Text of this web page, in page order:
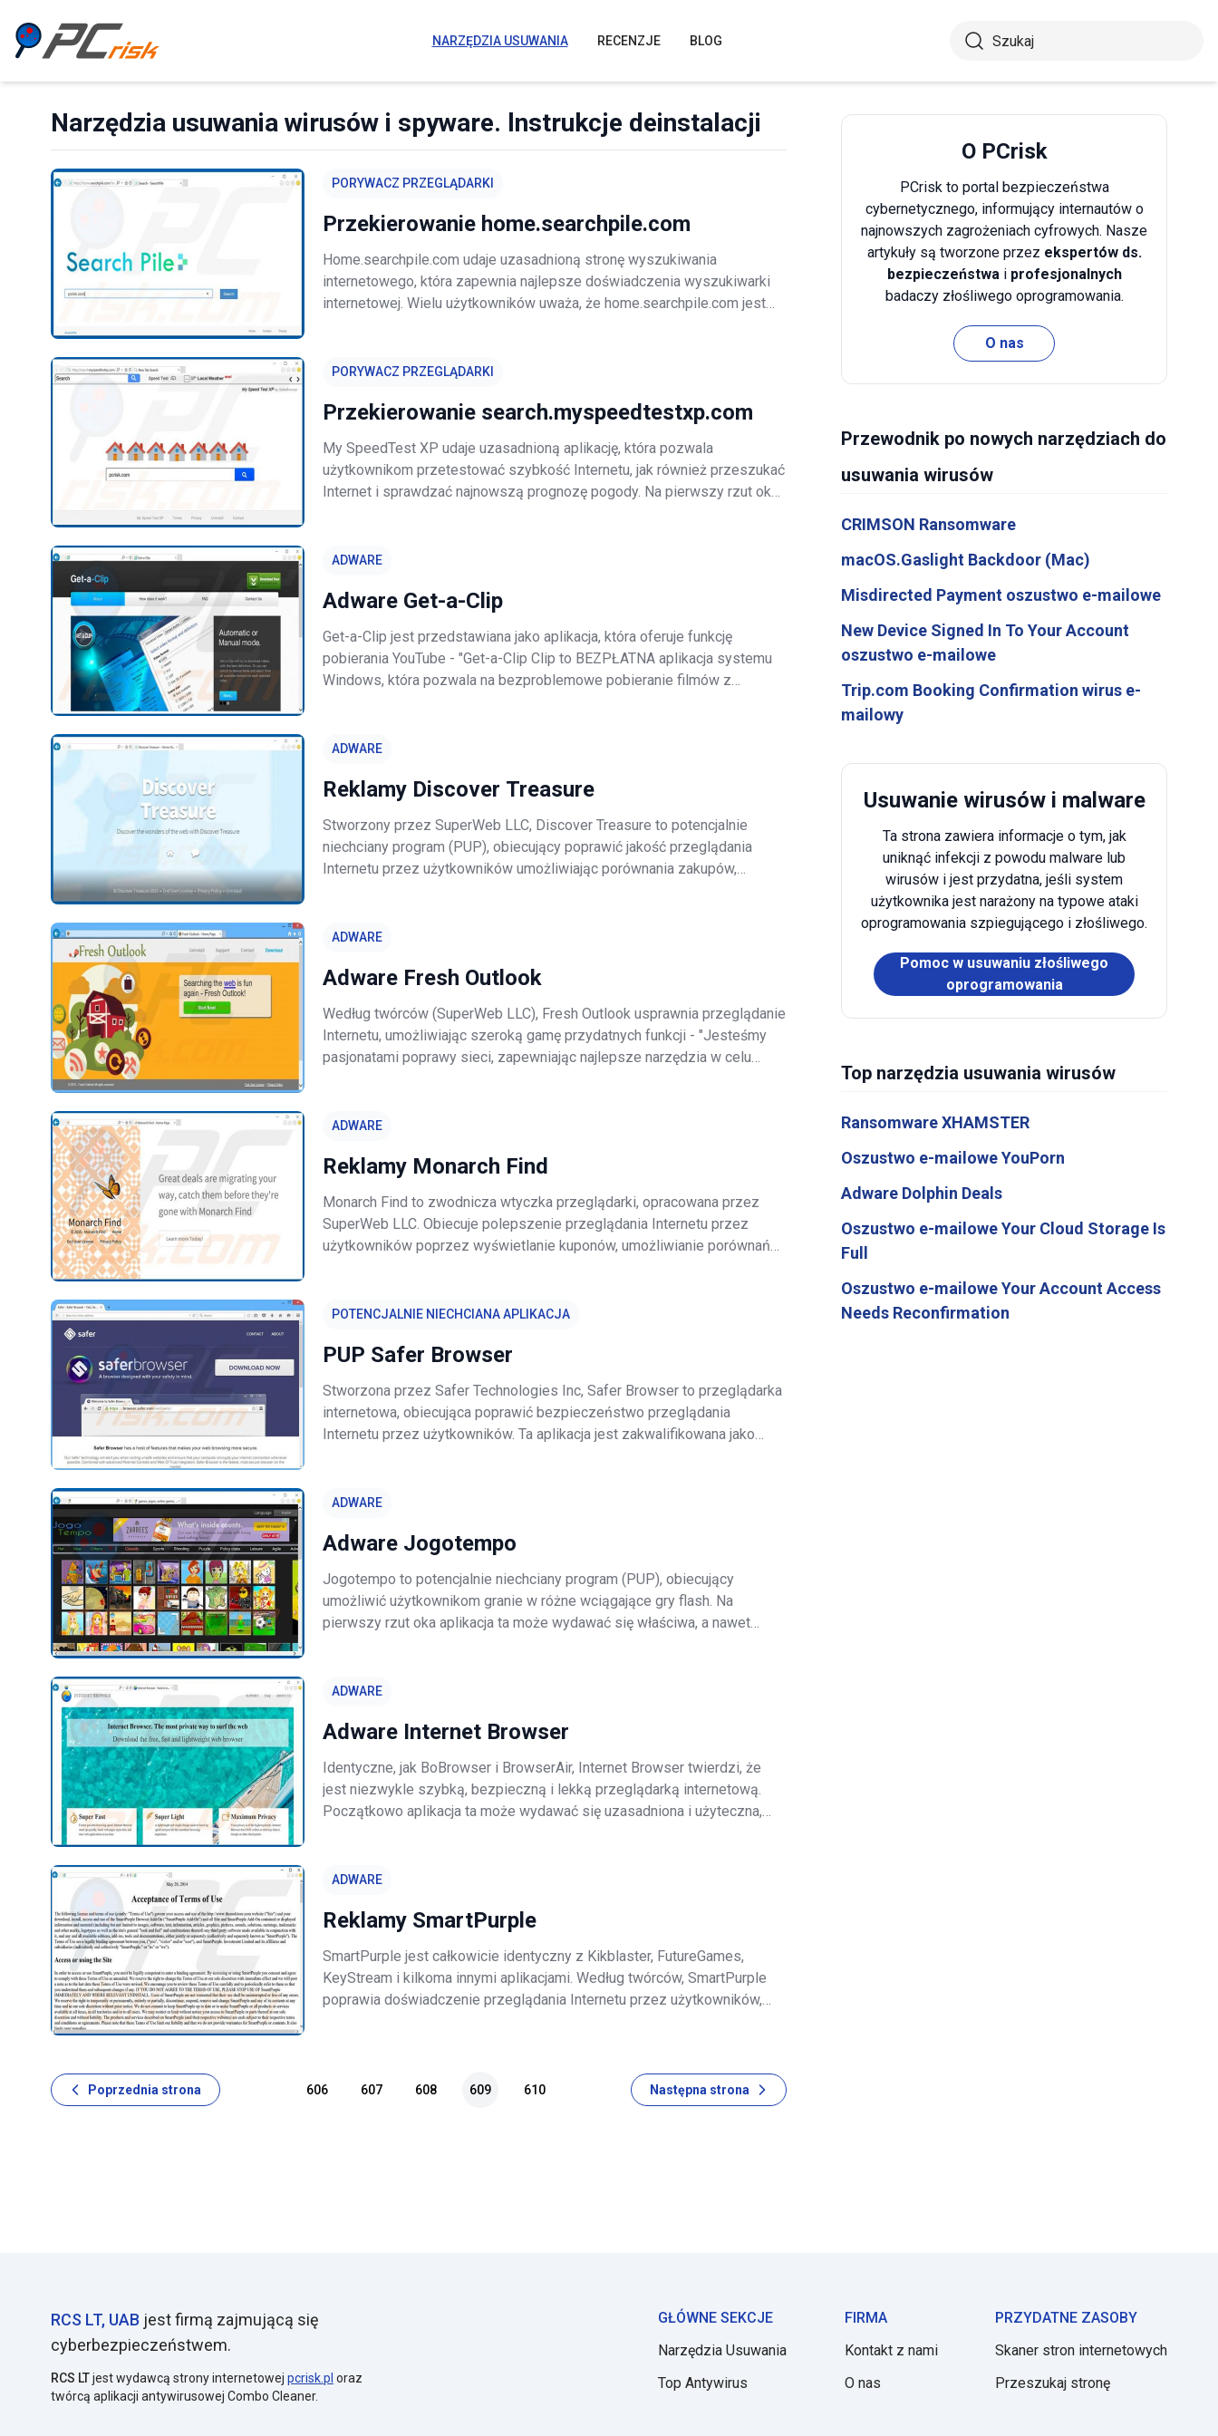
NARZĘDZIA USUWANIA RECENZJE BLOG
Narzędzia usuwania wirusów i spyware. lnstrukcje deinstalacji
PORYWACZ PRZEGLĄDARKI
Przekierowanie home.searchpile.com
Home.searchpile.com udaje uzasadnioną stronę wyszukiwania
internetowego, która zapewnia najlepsze doświadczenia wyszukiwarki
internetowej. Wielu użytkowników uważa, że home.searchpile.com jest
PORYWACZ PRZEGLĄDARKI
Przekierowanie search.myspeedtestxp.com
My SpeedTest XP udaje uzasadnioną aplikację, która pozwala
użytkownikom przetestować szybkość Internetu, jak również przeszukać
Internet i sprawdzać najnowszą prognozę pogody. Na pierwszy rzut oka
ADWARE
Adware Get-a-Clip
Get-a-Clip jest przedstawiana jako aplikacja, która oferuje funkcję
pobierania YouTube - "Get-a-Clip Clip to BEZPŁATNA aplikacja systemu
Windows, która pozwala na bezproblemowe pobieranie filmów z
ADWARE
Reklamy Discover Treasure
Stworzony przez SuperWeb LLC, Discover Treasure to potencjalnie
niechciany program (PUP), obiecujący poprawić jakość przeglądania
Internetu przez użytkowników umożliwiając porównania zakupów,
ADWARE
Adware Fresh Outlook
Według twórców (SuperWeb LLC), Fresh Outlook usprawnia przeglądanie
Internetu, umożliwiając szeroką gamę przydatnych funkcji - "Jesteśmy
pasjonatami poprawy sieci, zapewniając najlepsze narzędzia w celu
ADWARE
Reklamy Monarch Find
Monarch Find to zwodnicza wtyczka przeglądarki, opracowana przez
SuperWeb LLC. Obiecuje polepszenie przeglądania Internetu przez
użytkowników poprzez wyświetlanie kuponów, umożliwianie porównań
POTENCJALNIE NIECHCIANA APLIKACJA
PUP Safer Browser
Stworzona przez Safer Technologies Inc, Safer Browser to przeglądarka
internetowa, obiecująca poprawić bezpieczeństwo przeglądania
Internetu przez użytkowników. Ta aplikacja jest zakwalifikowana jako
ADWARE
Adware Jogotempo
Jogotempo to potencjalnie niechciany program (PUP), obiecujący
umożliwić użytkownikom granie w różne wciągające gry flash. Na
pierwszy rzut oka aplikacja ta może wydawać się właściwa, a nawet
ADWARE
Adware Internet Browser
Identyczne, jak BoBrowser i BrowserAir, Internet Browser twierdzi, że
jest niezwykle szybką, bezpieczną i lekką przeglądarką internetową.
Początkowo aplikacja ta może wydawać się uzasadniona i użyteczna,
ADWARE
Reklamy SmartPurple
SmartPurple jest całkowicie identyczny z Kikblaster, FutureGames,
KeyStream i kilkoma innymi aplikacjami. Według twórców, SmartPurple
poprawia doświadczenie przeglądania Internetu przez użytkowników,
Poprzednia strona 606 607 608 609 610 Następna strona
O PCrisk
PCrisk to portal bezpieczeństwa
cybernetycznego, informujący internautów o
najnowszych zagrożeniach cyfrowych. Nasze
artykuły są tworzone przez ekspertów ds.
bezpieczeństwai profesjonalnych
badaczy złośliwego oprogramowania.
O nas
Przewodnik po nowych narzędziach do
usuwania wirusów
CRIMSON Ransomware
macOS.Gaslight Backdoor (Mac)
Misdirected Payment oszustwo e-mailowe
New Device Signed In To Your Account
oszustwo e-mailowe
Trip.com Booking Confirmation wirus e-
mailowy
Usuwanie wirusów i malware
Ta strona zawiera informacje o tym, jak
uniknąć infekcji z powodu malware lub
wirusów i jest przydatna, jeśli system
użytkownika jest narażony na typowe ataki
oprogramowania szpiegującego i złośliwego.
Pomoc w usuwaniu złośliwego
oprogramowania
Top narzędzia usuwania wirusów
Ransomware XHAMSTER
Oszustwo e-mailowe YouPorn
Adware Dolphin Deals
Oszustwo e-mailowe Your Cloud Storage Is
Full
Oszustwo e-mailowe Your Account Access
Needs Reconfirmation
RCS LT, UAB jest firmą zajmującą się
cyberbezpieczeństwem.
RCS LTjest wydawcą strony internetowej pcrisk.pl oraz
twórcą aplikacji antywirusowej Combo Cleaner.
GŁÓWNE SEKCJE
Narzędzia Usuwania
Top Antywirus
FIRMA
Kontakt z nami
O nas
PRZYDATNE ZASOBY
Skaner stron internetowych
Przeszukaj stronę